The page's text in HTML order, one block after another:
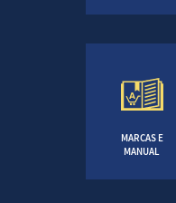
MARCAS E
MANUAL